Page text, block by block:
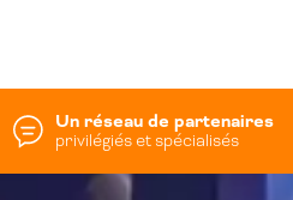
Un réseau de partenaires
privilégiés et spécialisés